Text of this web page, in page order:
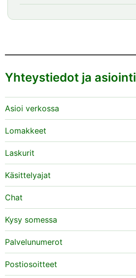
Yhteystiedot ja asiointi
Asioi verkossa
Lomakkeet
Laskurit
Käsittelyajat
Chat
Kysy somessa
Palvelunumerot
Postiosoitteet